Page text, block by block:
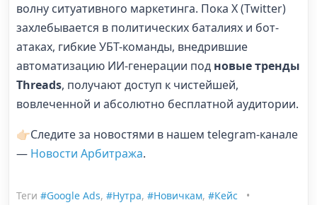
волну ситуативного маркетинга. Пока X (Twitter)
захлебывается в политических баталиях и бот-
атаках, гибкие УБТ-команды, внедрившие
автоматизацию ИИ-генерации под новые тренды
Threads, получают доступ к чистейшей,
вовлеченной и абсолютно бесплатной аудитории.
👉🏻Следите за новостями в нашем telegram-канале
— Новости Арбитража.
Теги #Google Ads, #Нутра, #Новичкам, #Кейс
•